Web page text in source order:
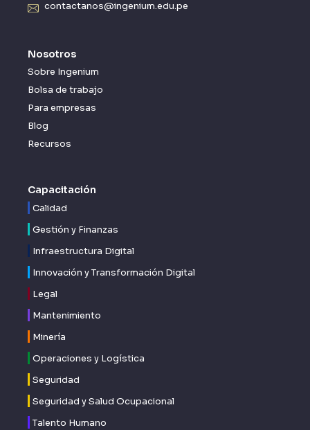
contactanos@ingenium.edu.pe
Nosotros
Sobre Ingenium
Bolsa de trabajo
Para empresas
Blog
Recursos
Capacitación
Calidad
Gestión y Finanzas
Infraestructura Digital
Innovación y Transformación Digital
Legal
Mantenimiento
Minería
Operaciones y Logística
Seguridad
Seguridad y Salud Ocupacional
Talento Humano